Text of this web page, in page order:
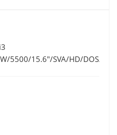
5500/15.6"/SVA/HD/DOS/